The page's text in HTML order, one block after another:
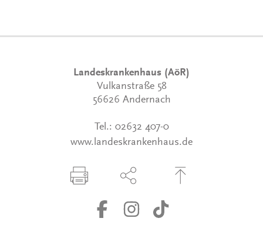
Landeskrankenhaus (AöR)
Vulkanstraße 58
56626 Andernach
Tel.: 02632 407-0
www.landeskrankenhaus.de